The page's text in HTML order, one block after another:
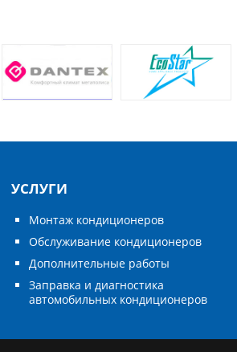
УСЛУГИ
Монтаж кондиционеров
Обслуживание кондиционеров
Дополнительные работы
Заправка и диагностика
автомобильных кондиционеров